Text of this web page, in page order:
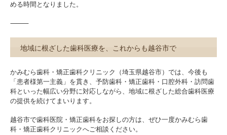
める時間となりました。
⸻
地域に根ざした歯科医療を、これからも越谷市で
かみむら歯科・矯正歯科クリニック（埼玉県越谷市）では、今後も
「患者様第一主義」を貫き、予防歯科・矯正歯科・口腔外科・訪問歯
科といった幅広い分野に対応しながら、地域に根ざした総合歯科医療
の提供を続けてまいります。
越谷市で歯科医院・矯正歯科をお探しの方は、ぜひ一度かみむら歯
科・矯正歯科クリニックへご相談ください。